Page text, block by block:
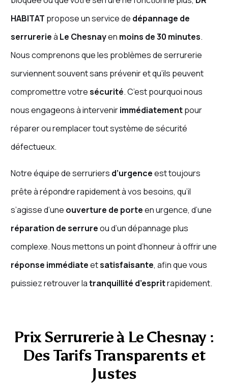
HABITAT propose un service de dépannage de
serrurerieà Le Chesnayen moins de 30 minutes.
Nous comprenons que les problèmes de serrurerie
surviennent souvent sans prévenir et qu’ils peuvent
compromettre votresécurité. C’est pourquoi nous
nous engageons à intervenirimmédiatementpour
réparer ou remplacer tout système de sécurité
défectueux.
Notre équipe de serruriers d’urgenceest toujours
prête à répondre rapidement à vos besoins, qu’il
s’agisse d’une ouverture de porteen urgence, d’une
réparation de serrureou d’un dépannage plus
complexe. Nous mettons un point d’honneur à offrir une
réponse immédiateetsatisfaisante, afin que vous
puissiez retrouver latranquillité d’espritrapidement.
Prix Serrurerie à Le Chesnay :
Des Tarifs Transparents et
Justes